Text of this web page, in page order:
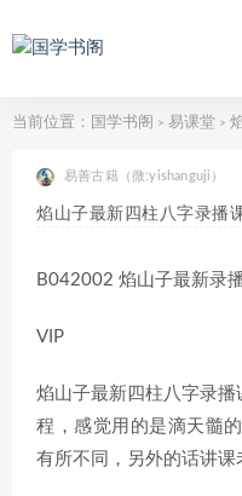
当前位置： 国学书阁 > 易课堂 >
易善古籍（微:yishanguji）
焰山子最新四柱八字录播
B042002 焰山子最新录
VIP
焰山子最新四柱八字录
程，感觉用的是滴天髓
有所不同，另外的话讲课